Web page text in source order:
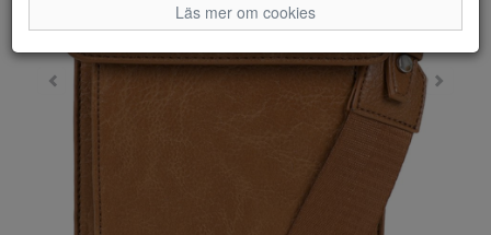
Läs mer om cookies